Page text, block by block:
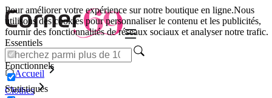
Pour améliorer votre expérience sur notre boutique en ligne.Nous
utilisons des cookies pour personnaliser le contenu et les publicités,
fournir des fonctionnalités de réseaux sociaux et analyser notre trafic.
Essentiels
Fonctionnels
Statistiques
Accueil
Clothes